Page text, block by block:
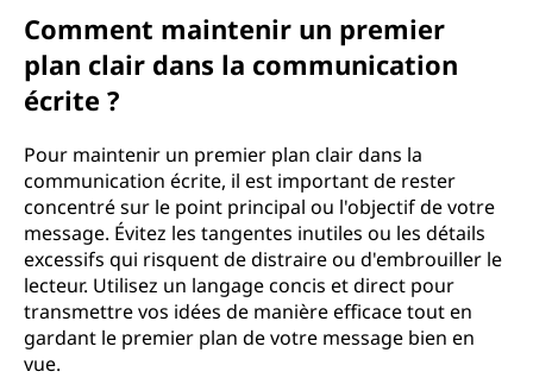
Comment maintenir un premier
plan clair dans la communication
écrite ?
Pour maintenir un premier plan clair dans la
communication écrite, il est important de rester
concentré sur le point principal ou l'objectif de votre
message. Évitez les tangentes inutiles ou les détails
excessifs qui risquent de distraire ou d'embrouiller le
lecteur. Utilisez un langage concis et direct pour
transmettre vos idées de manière efficace tout en
gardant le premier plan de votre message bien en
vue.